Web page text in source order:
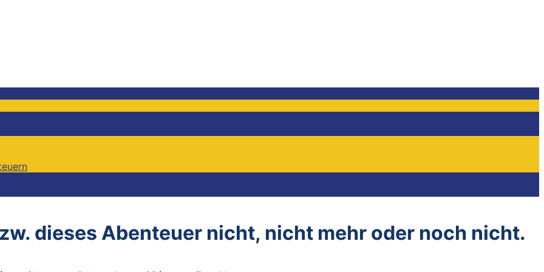
dieses Abenteuer nicht, nicht mehr oder noch nicht.